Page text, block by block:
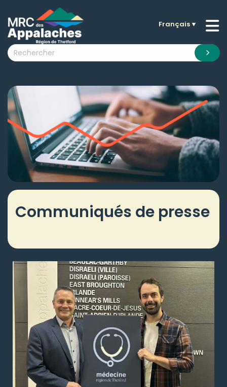
submenu (La MRC )
submenu (Citoyens )
submenu (Visiteurs )
submenu (Nouvelles )
submenu (Documentation )
Français▼
Communiqués de presse